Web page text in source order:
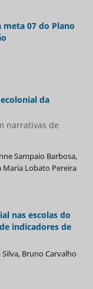
meta 07 do Plano
da
narrativas de
Sampaio Barbosa,
Maria Lobato Pereira
nas escolas do
indicadores de
Bruno Carvalho